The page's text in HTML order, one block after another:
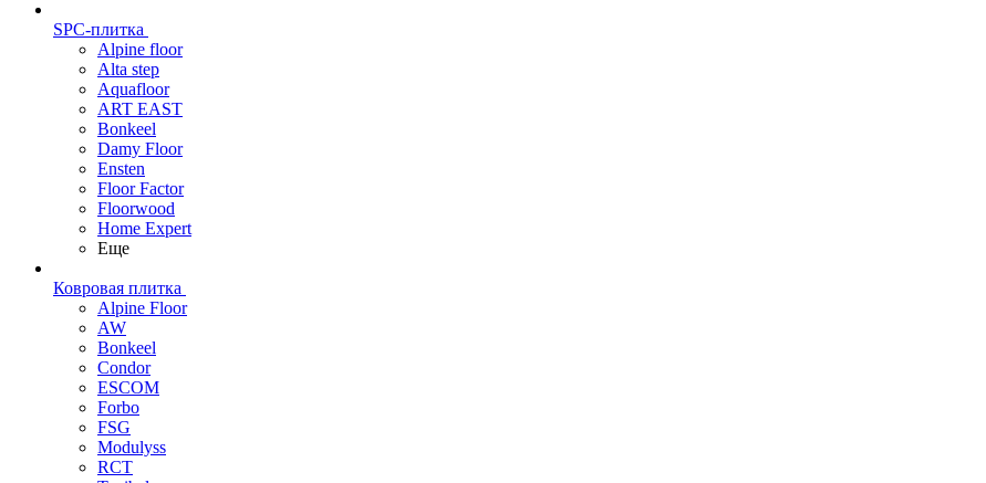
SPC-плитка
Alpine floor
Alta step
Aquafloor
ART EAST
Bonkeel
Damy Floor
Ensten
Floor Factor
Floorwood
Home Expert
Еще
Ковровая плитка
Alpine Floor
AW
Bonkeel
Condor
ESCOM
Forbo
FSG
Modulyss
RCT